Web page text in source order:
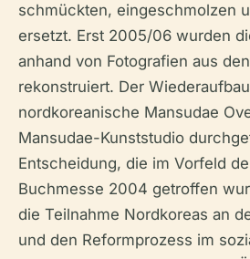
schmückten, eingeschmolzen
ersetzt. Erst 2005/06 wurden
anhand von Fotografien aus
rekonstruiert. Der
nordkoreanische Mansudae
Mansudae-Kunststudio
Entscheidung, die im Vorfeld
Buchmesse 2004 getroffen
die Teilnahme Nordkoreas an
und den Reformprozess im